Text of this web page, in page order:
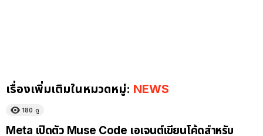
เรื่องเพิ่มเติมในหมวดหมู่: NEWS
180 ดู
Meta เปิดตัว Muse Code เอเจนต์เขียนโค้ดสำหรับ